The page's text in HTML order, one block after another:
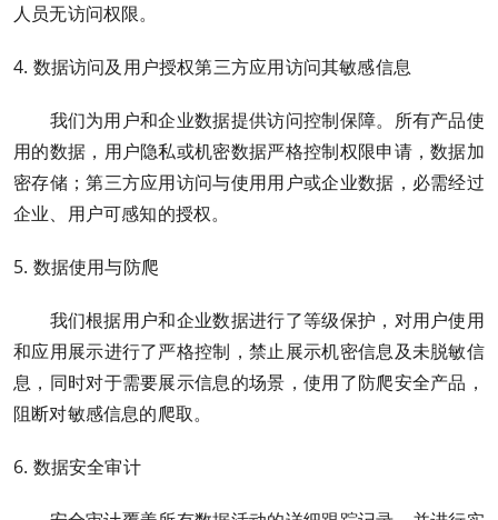
人员无访问权限。
4. 数据访问及用户授权第三方应用访问其敏感信息
我们为用户和企业数据提供访问控制保障。所有产品使
用的数据，用户隐私或机密数据严格控制权限申请，数据加
密存储；第三方应用访问与使用用户或企业数据，必需经过
企业、用户可感知的授权。
5. 数据使用与防爬
我们根据用户和企业数据进行了等级保护，对用户使用
和应用展示进行了严格控制，禁止展示机密信息及未脱敏信
息，同时对于需要展示信息的场景，使用了防爬安全产品，
阻断对敏感信息的爬取。
6. 数据安全审计